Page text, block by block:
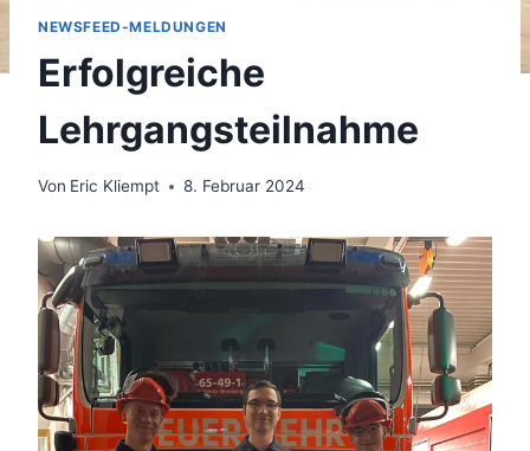
NEWSFEED-MELDUNGEN
Erfolgreiche
Lehrgangsteilnahme
Von Eric Kliempt 8. Februar 2024